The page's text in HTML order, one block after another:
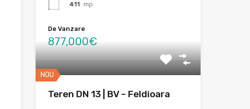
411 mp
De Vanzare
877,000€
NOU
Teren DN 13 | BV – Feldioara